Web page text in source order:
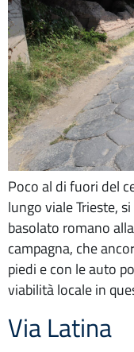
Poco al di fuori del
lungo viale Trieste,
basolato romano
campagna, che
piedi e con le auto
viabilità locale in
Via Latina